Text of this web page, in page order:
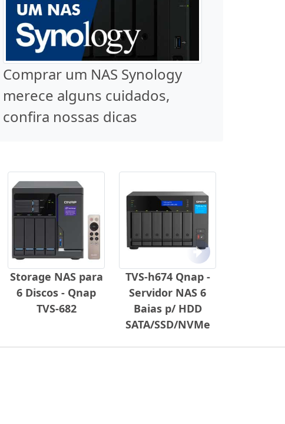
Comprar um NAS Synology
merece alguns cuidados,
confira nossas dicas
Storage NAS para
6 Discos - Qnap
TVS-682
TVS-h674 Qnap -
Servidor NAS 6
Baias p/ HDD
SATA/SSD/NVMe
Próximo